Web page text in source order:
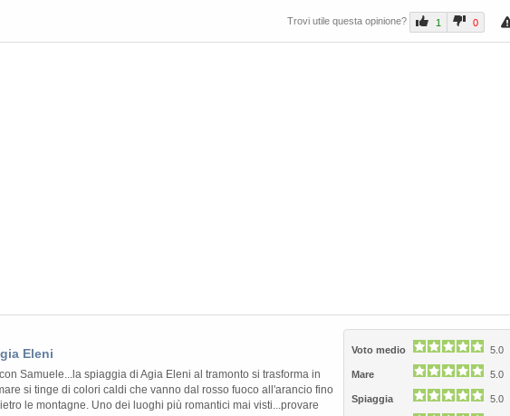
Trovi utile questa opinione? 1 0
Voto medio
5.0
Mare 5.0
Spiaggia 5.0
Eleni
Samuele...la spiaggia di Agia Eleni al tramonto si trasforma in
si tinge di colori caldi che vanno dal rosso fuoco all'arancio fino
le montagne. Uno dei luoghi più romantici mai visti...provare